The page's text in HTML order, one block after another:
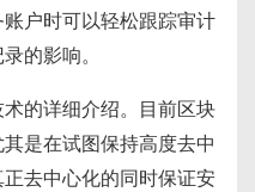
户时可以轻松跟踪审计
的影响。
的详细介绍。目前区块
是在试图保持高度去中
去中心化的同时保证安